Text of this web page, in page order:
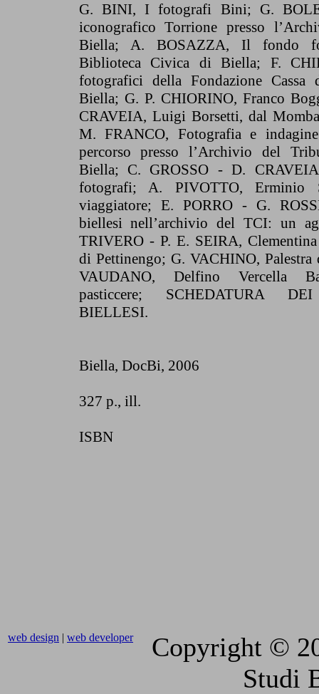
G. BINI, I fotografi Bini; G.
iconografico Torrione presso
Biella; A. BOSAZZA, Il fondo
Biblioteca Civica di Biella; F.
fotografici della Fondazione
Biella; G. P. CHIORINO, Franco
CRAVEIA, Luigi Borsetti, dal
M. FRANCO, Fotografia e
percorso presso l’Archivio del
Biella; C. GROSSO - D.
fotografi; A. PIVOTTO, Erminio
viaggiatore; E. PORRO - G.
biellesi nell’archivio del TCI: un
TRIVERO - P. E. SEIRA,
di Pettinengo; G. VACHINO,
VAUDANO, Delfino Vercella
pasticcere; SCHEDATURA
BIELLESI.
Biella, DocBi, 2006
327 p., ill.
ISBN
web design | web developer
Copyright ©
Studi